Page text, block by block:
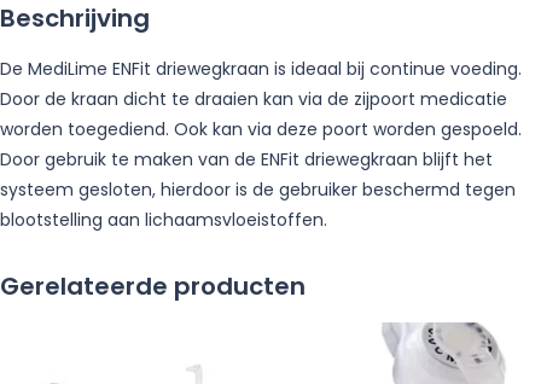
Beschrijving
De MediLime ENFit driewegkraan is ideaal bij continue voeding.
Door de kraan dicht te draaien kan via de zijpoort medicatie
worden toegediend. Ook kan via deze poort worden gespoeld.
Door gebruik te maken van de ENFit driewegkraan blijft het
systeem gesloten, hierdoor is de gebruiker beschermd tegen
blootstelling aan lichaamsvloeistoffen.
Gerelateerde producten